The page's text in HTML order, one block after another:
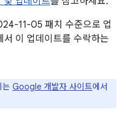
11-05 패치 수준으로 업
이 업데이트를 수락하는
는 Google 개발자 사이트에서